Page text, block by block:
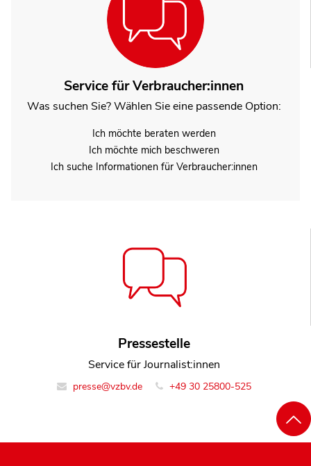
Service für Verbraucher:innen
Was suchen Sie? Wählen Sie eine passende Option:
Ich möchte beraten werden
Ich möchte mich beschweren
Ich suche Informationen für Verbraucher:innen
Pressestelle
Service für Journalist:innen
presse@vzbv.de +49 30 25800-525